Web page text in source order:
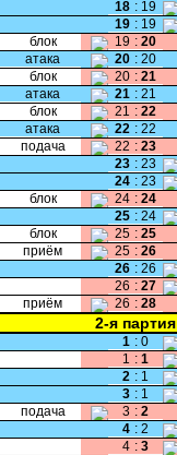
18 : 19
19 : 19
блок 19 : 20
атака 20 : 20
блок 20 : 21
атака 21 : 21
блок 21 : 22
атака 22 : 22
подача 22 : 23
23 : 23
24 : 23
блок 24 : 24
25 : 24
блок 25 : 25
приём 25 : 26
26 : 26
26 : 27
приём 26 : 28
2-я партия
1 : 0
1 : 1
2 : 1
3 : 1
подача 3 : 2
4 : 2
4 : 3